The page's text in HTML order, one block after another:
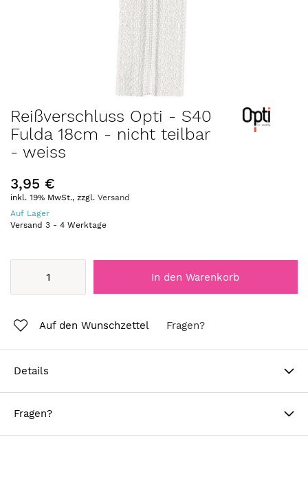
Anfang
der
Bildergalerie
Reißverschluss Opti - S40
Fulda 18cm - nicht teilbar
- weiss
3,95 €
inkl. 19% MwSt., zzgl. Versand
Auf Lager
Versand 3 - 4 Werktage
In den Warenkorb
Auf den Wunschzettel Fragen?
Details
Fragen?